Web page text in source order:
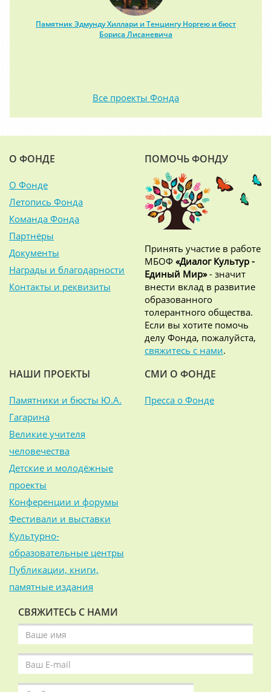
Памятник Эдмунду Хиллари и Тенцингу Норгею и бюст
Бориса Лисаневича
Все проекты Фонда
О ФОНДЕ
О Фонде
Летопись Фонда
Команда Фонда
Партнёры
Документы
Награды и благодарности
Контакты и реквизиты
ПОМОЧЬ ФОНДУ
Принять участие в работе
МБОФ «Диалог Культур -
Единый Мир»- значит
внести вклад в развитие
образованного
толерантного общества.
Если вы хотите помочь
делу Фонда, пожалуйста,
свяжитесь с нами.
НАШИ ПРОЕКТЫ
Памятники и бюсты Ю.А.
Гагарина
Великие учителя
человечества
Детские и молодёжные
проекты
Конференции и форумы
Фестивали и выставки
Культурно-
образовательные центры
Публикации, книги,
памятные издания
СМИ О ФОНДЕ
Пресса о Фонде
СВЯЖИТЕСЬ С НАМИ